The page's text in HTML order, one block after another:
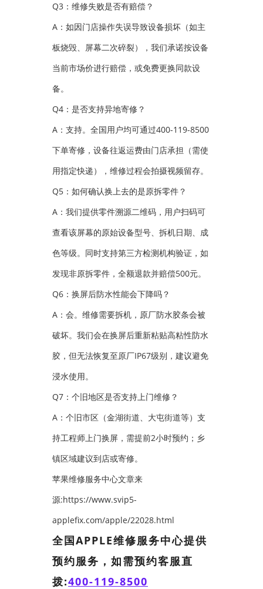
Q3：维修失败是否有赔偿？
A：如因门店操作失误导致设备损坏（如主
板烧毁、屏幕二次碎裂），我们承诺按设备
当前市场价进行赔偿，或免费更换同款设
备。
Q4：是否支持异地寄修？
A：支持。全国用户均可通过400-119-8500
下单寄修，设备往返运费由门店承担（需使
用指定快递），维修过程会拍摄视频留存。
Q5：如何确认换上去的是原拆零件？
A：我们提供零件溯源二维码，用户扫码可
查看该屏幕的原始设备型号、拆机日期、成
色等级。同时支持第三方检测机构验证，如
发现非原拆零件，全额退款并赔偿500元。
Q6：换屏后防水性能会下降吗？
A：会。维修需要拆机，原厂防水胶条会被
破坏。我们会在换屏后重新粘贴高粘性防水
胶，但无法恢复至原厂IP67级别，建议避免
浸水使用。
Q7：个旧地区是否支持上门维修？
A：个旧市区（金湖街道、大屯街道等）支
持工程师上门换屏，需提前2小时预约；乡
镇区域建议到店或寄修。
苹果维修服务中心文章来
源:https://www.svip5-
applefix.com/apple/22028.html
全国APPLE维修服务中心提供
预约服务，如需预约客服直
拨:400-119-8500